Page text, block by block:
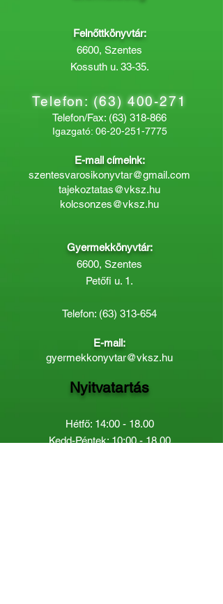
Felnőttkönyvtár:
6600, Szentes
Kossuth u. 33-35.
Telefon:(63) 400-271
Telefon/Fax: (63) 318-866
Igazgató: 06-20-251-7775
E-mail címeink:
szentesvarosikonyvtar@gmail.com
tajekoztatas@vksz.hu
kolcsonzes@vksz.hu
Gyermekkönyvtár:
6600, Szentes
Petőfi u. 1.
Telefon: (63) 313-654
E-mail:
gyermekkonyvtar@vksz.hu
Nyitvatartás
Hétfő: 14:00 - 18.00
Kedd-Péntek: 10:00 - 18.00